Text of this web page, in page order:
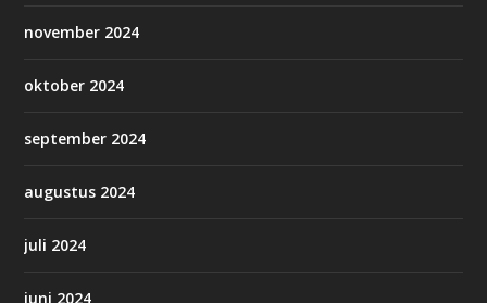
november 2024
oktober 2024
september 2024
augustus 2024
juli 2024
juni 2024